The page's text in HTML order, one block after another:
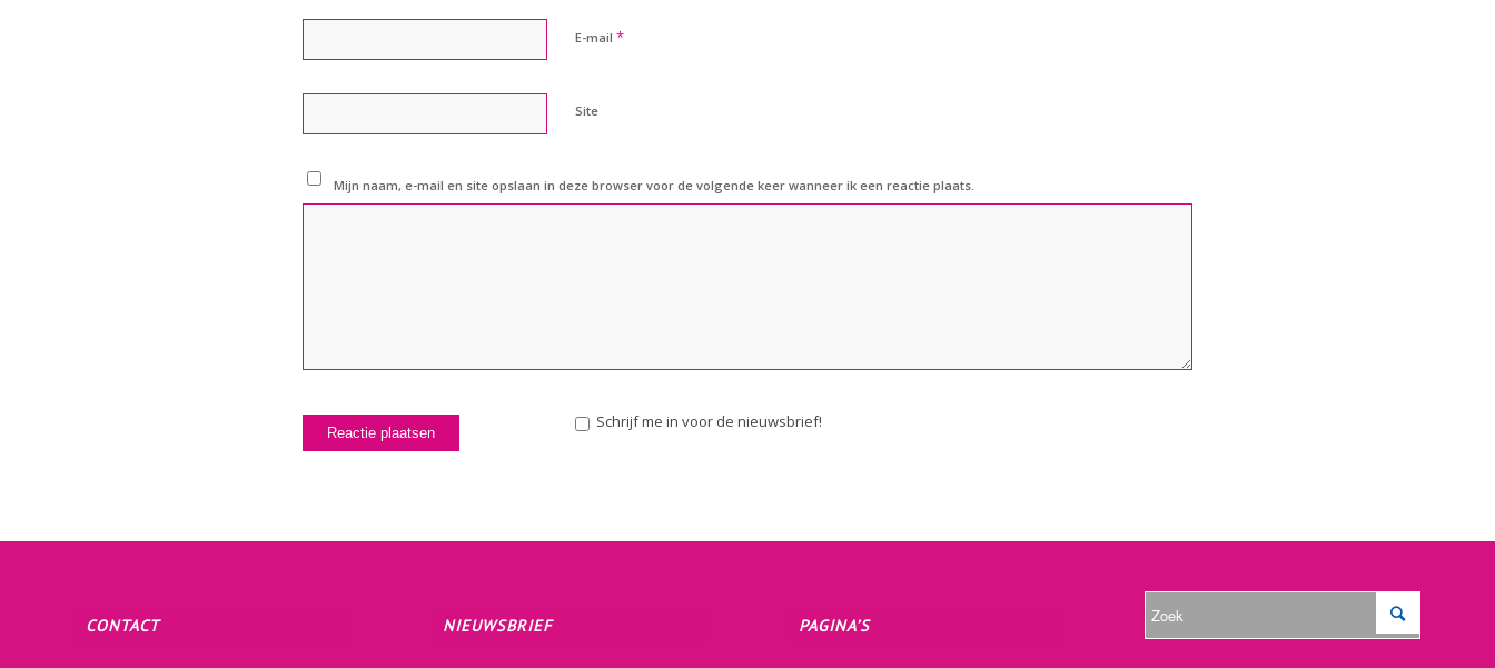
E-mail *
Site
Mijn naam, e-mail en site opslaan in deze browser voor de volgende keer wanneer ik een reactie plaats.
Schrijf me in voor de nieuwsbrief!
CONTACT NIEUWSBRIEF PAGINA’S